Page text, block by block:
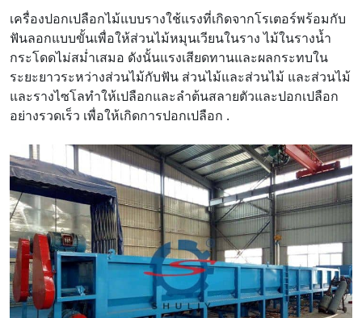
เครื่องปอกเปลือกไม้แบบรางใช้แรงที่เกิดจากโรเตอร์พร้อมกับ
ฟันลอกแบบขั้นเพื่อให้ส่วนไม้หมุนเวียนในราง ไม้ในรางน้ำ
กระโดดไม่สม่ำเสมอ ดังนั้นแรงเสียดทานและผลกระทบใน
ระยะยาวระหว่างส่วนไม้กับฟัน ส่วนไม้และส่วนไม้ และส่วนไม้
และรางไซโลทำให้เปลือกและลำต้นสลายตัวและปอกเปลือก
อย่างรวดเร็ว เพื่อให้เกิดการปอกเปลือก .